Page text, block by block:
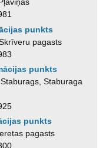
punkts
pagasts
punkts
Staburaga
punkts
pagasts